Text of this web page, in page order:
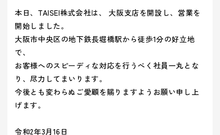
製品カテ
ゴリーか
ら探す
シーズン
イベント
から探す
ション
アッセン
ナビリ
ティ
への取
り組み
サステナ
マテリアリ
課題)
とSDGs
Environment
への取り組
拠点情報
パートナ
ー募集
事業案内を詳しく知る
- アッセンブリー
シーズンイベントから製品を探す
- 正月
- ひなまつり・子供の日
- ホワイトデー
- 卒業式・入学式
> デザイン事業
> マテリアル事業
> ブランド事業
> コーポレートアイデンティティについて
> フィロソフィ
> ビジョン
> 沿革
> 方針
> 拠点情報
> TAISEIで働く人たち
> 社内イベント・研修・福利厚生
> 共育方針
サステナビリティへの
取り組み
> トップメッセージ
> サステナビリティ基本方針
> Environment (環境) への取り組み
品質向上への取り組み
コーポレートロゴ
本日、TAISEI株式会社は、 大阪支店を開設し、営業を
開始しました。
大阪市中央区の地下鉄長堀橋駅から徒歩1分の好立地
で、
お客様へのスピーディな対応を行うべく社員一丸とな
り、尽力してまいります。
今後とも変わらぬご愛顧を賜りますようお願い申し上
げます。
令和2年3月16日